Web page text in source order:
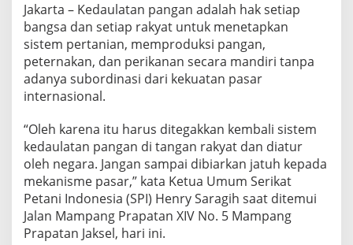
n
r
y
S
a
r
i
h
:
K
e
d
u
l
Jakarta – Kedaulatan pangan adalah hak setiap
bangsa dan setiap rakyat untuk menetapkan
sistem pertanian, memproduksi pangan,
peternakan, dan perikanan secara mandiri tanpa
adanya subordinasi dari kekuatan pasar
internasional.
“Oleh karena itu harus ditegakkan kembali sistem
kedaulatan pangan di tangan rakyat dan diatur
oleh negara. Jangan sampai dibiarkan jatuh kepada
mekanisme pasar,” kata Ketua Umum Serikat
Petani Indonesia (SPI) Henry Saragih saat ditemui
Jalan Mampang Prapatan XIV No. 5 Mampang
Prapatan Jaksel, hari ini.